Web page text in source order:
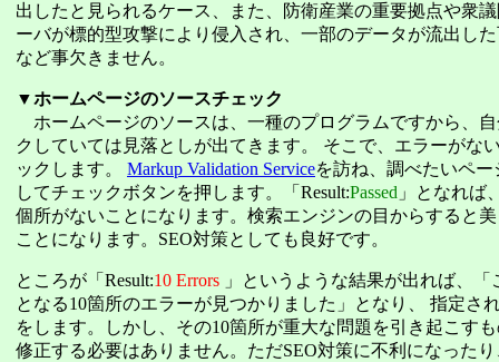
出したと見られるケース、また、防衛産業の重要拠点や衆
ーバが標的型攻撃により侵入され、一部のデータが流出し
など事欠きません。
▼ホームページのソースチェック
ホームページのソースは、一種のプログラムですから、
クしていては見落としが出てきます。 そこで、エラーがな
ックします。 Markup Validation Serviceを訪ね、調べたいペ
してチェックボタンを押します。「Result:Passed 」となれば
個所がないことになります。検索エンジンの目からすると
ことになります。SEO対策としても良好です。
ところが「Result:10 Errors 」というような結果が出れば、
となる10箇所のエラーが見つかりました」となり、 指定さ
をします。しかし、その10箇所が重大な問題を引き起こす
修正する必要はありません。ただSEO対策に不利になった